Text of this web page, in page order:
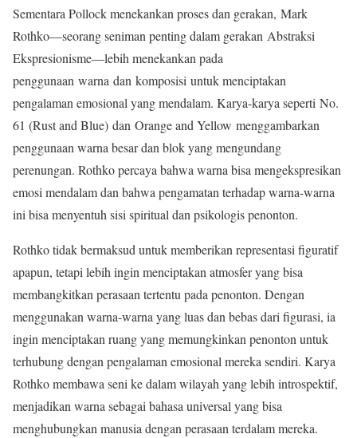
Sementara Pollock menekankan proses dan gerakan, Mark
Rothko—seorang seniman penting dalam gerakan Abstraksi
Ekspresionisme—lebih menekankan pada
penggunaan warna dan komposisi untuk menciptakan
pengalaman emosional yang mendalam. Karya-karya seperti No.
61 (Rust and Blue) dan Orange and Yellow menggambarkan
penggunaan warna besar dan blok yang mengundang
perenungan. Rothko percaya bahwa warna bisa mengekspresikan
emosi mendalam dan bahwa pengamatan terhadap warna-warna
ini bisa menyentuh sisi spiritual dan psikologis penonton.
Rothko tidak bermaksud untuk memberikan representasi figuratif
apapun, tetapi lebih ingin menciptakan atmosfer yang bisa
membangkitkan perasaan tertentu pada penonton. Dengan
menggunakan warna-warna yang luas dan bebas dari figurasi, ia
ingin menciptakan ruang yang memungkinkan penonton untuk
terhubung dengan pengalaman emosional mereka sendiri. Karya
Rothko membawa seni ke dalam wilayah yang lebih introspektif,
menjadikan warna sebagai bahasa universal yang bisa
menghubungkan manusia dengan perasaan terdalam mereka.